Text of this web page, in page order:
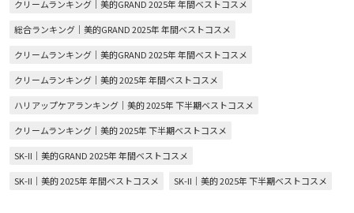
クリームランキング｜美的GRAND 2025年 年間ベストコスメ
総合ランキング｜美的GRAND 2025年 年間ベストコスメ
クリームランキング｜美的GRAND 2025年 年間ベストコスメ
クリームランキング｜美的 2025年 年間ベストコスメ
ハリアップケアランキング｜美的 2025年 下半期ベストコスメ
クリームランキング｜美的 2025年 下半期ベストコスメ
SK-II｜美的GRAND 2025年 年間ベストコスメ
SK-II｜美的 2025年 年間ベストコスメ
SK-II｜美的 2025年 下半期ベストコスメ